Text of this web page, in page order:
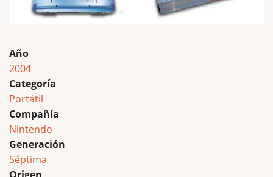
Año
2004
Categoría
Portátil
Compañía
Nintendo
Generación
Séptima